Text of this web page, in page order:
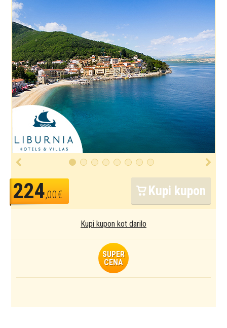
224,00€ Kupi kupon
Kupi kupon kot darilo
SUPER
CENA